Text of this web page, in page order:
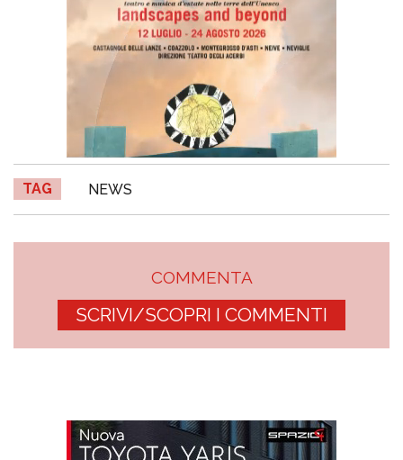
TAG NEWS
COMMENTA
SCRIVI/SCOPRI I COMMENTI